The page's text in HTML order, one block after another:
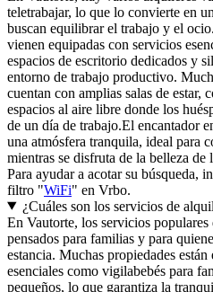
teletrabajar, lo que lo convierte en
buscan equilibrar el trabajo y el
vienen equipadas con servicios
espacios de escritorio dedicados y
entorno de trabajo productivo.
cuentan con amplias salas de estar,
espacios al aire libre donde los
de un día de trabajo.El encantador
una atmósfera tranquila, ideal para
mientras se disfruta de la belleza
Para ayudar a acotar su búsqueda,
filtro "WiFi" en Vrbo.
¿Cuáles son los servicios de
En Vautorte, los servicios
pensados para familias y para
estancia. Muchas propiedades
esenciales como vigilabebés para
pequeños, lo que garantiza la